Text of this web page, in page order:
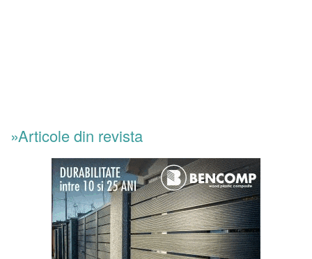
»Articole din revista